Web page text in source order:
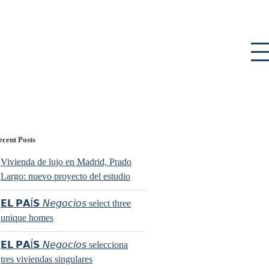
Posts
Vivienda de lujo en Madrid, Prado
Largo: nuevo proyecto del estudio
𝗘𝗟 𝗣𝗔Í𝗦 𝘕𝘦𝘨𝘰𝘤𝘪𝘰𝘴 select three
unique homes
𝗘𝗟 𝗣𝗔Í𝗦 𝘕𝘦𝘨𝘰𝘤𝘪𝘰𝘴 selecciona
tres viviendas singulares